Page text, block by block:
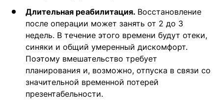
Длительная реабилитация. Восстановление
после операции может занять от 2 до 3
недель. В течение этого времени будут отеки,
синяки и общий умеренный дискомфорт.
Поэтому вмешательство требует
планирования и, возможно, отпуска в связи со
значительной временной потерей
презентабельности.